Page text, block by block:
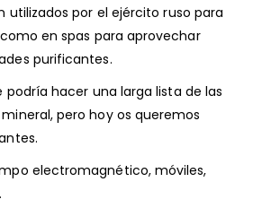
utilizados por el ejército ruso para
en spas para aprovechar
purificantes.
podría hacer una larga lista de las
pero hoy os queremos
electromagnético, móviles,